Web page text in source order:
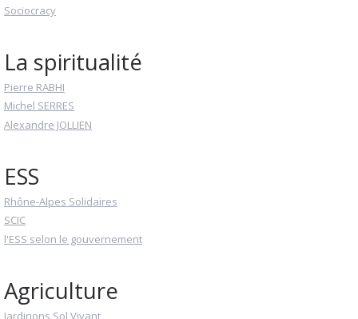
Sociocracy
La spiritualité
Pierre RABHI
Michel SERRES
Alexandre JOLLIEN
ESS
Rhône-Alpes Solidaires
SCIC
l'ESS selon le gouvernement
Agriculture
Jardinons Sol Vivant